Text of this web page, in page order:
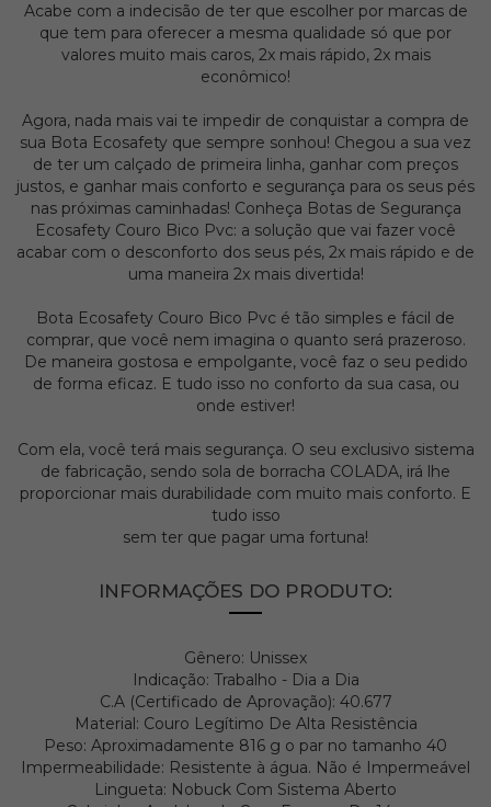
Acabe com a indecisão de ter que escolher por marcas de
que tem para oferecer a mesma qualidade só que por
valores muito mais caros, 2x mais rápido, 2x mais
econômico!
Agora, nada mais vai te impedir de conquistar a compra de
sua Bota Ecosafety que sempre sonhou! Chegou a sua vez
de ter um calçado de primeira linha, ganhar com preços
justos, e ganhar mais conforto e segurança para os seus pés
nas próximas caminhadas! Conheça Botas de Segurança
Ecosafety Couro Bico Pvc: a solução que vai fazer você
acabar com o desconforto dos seus pés, 2x mais rápido e de
uma maneira 2x mais divertida!
Bota Ecosafety Couro Bico Pvc é tão simples e fácil de
comprar, que você nem imagina o quanto será prazeroso.
De maneira gostosa e empolgante, você faz o seu pedido
de forma eficaz. E tudo isso no conforto da sua casa, ou
onde estiver!
Com ela, você terá mais segurança. O seu exclusivo sistema
de fabricação, sendo sola de borracha COLADA, irá lhe
proporcionar mais durabilidade com muito mais conforto. E
tudo isso
sem ter que pagar uma fortuna!
INFORMAÇÕES DO PRODUTO:
Gênero: Unissex
Indicação: Trabalho - Dia a Dia
C.A (Certificado de Aprovação): 40.677
Material: Couro Legítimo De Alta Resistência
Peso: Aproximadamente 816 g o par no tamanho 40
Impermeabilidade: Resistente à água. Não é Impermeável
Lingueta: Nobuck Com Sistema Aberto